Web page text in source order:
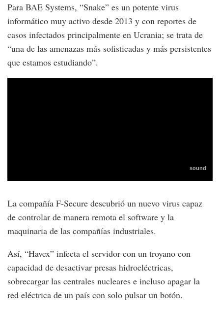
Para BAE Systems, “Snake” es un potente virus
informático muy activo desde 2013 y con reportes de
casos infectados principalmente en Ucrania; se trata de
“una de las amenazas más sofisticadas y más persistentes
que estamos estudiando”.
La compañía F-Secure descubrió un nuevo virus capaz
de controlar de manera remota el software y la
maquinaria de las compañías industriales.
Así, “Havex” infecta el servidor con un troyano con
capacidad de desactivar presas hidroeléctricas,
sobrecargar las centrales nucleares e incluso apagar la
red eléctrica de un país con solo pulsar un botón.